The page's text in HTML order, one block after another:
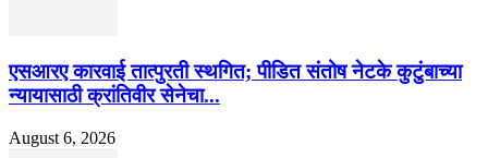
एसआरए कारवाई तात्पुरती स्थगित; पीडित संतोष नेटके कुटुंबाच्या
न्यायासाठी क्रांतिवीर सेनेचा...
August 6, 2026